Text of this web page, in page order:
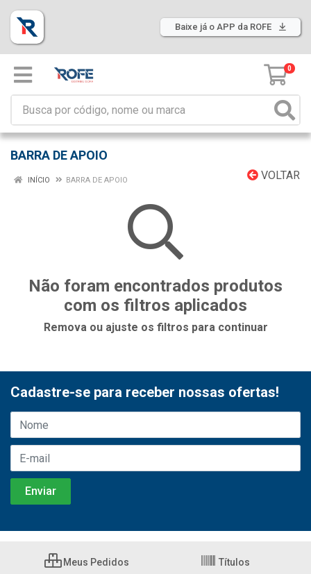
Baixe já o APP da ROFE
0
BARRA DE APOIO
VOLTAR
INÍCIO BARRA DE APOIO
Não foram encontrados produtos
com os filtros aplicados
Remova ou ajuste os filtros para continuar
Cadastre-se para receber nossas ofertas!
Meus Pedidos Títulos